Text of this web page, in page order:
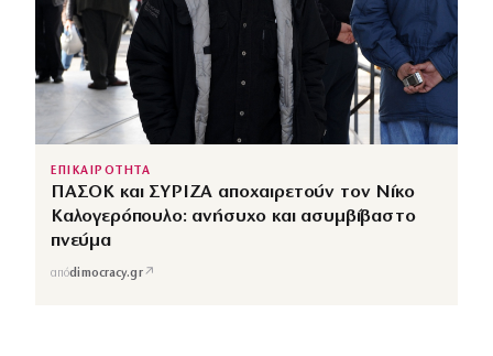
ΕΠΙΚΑΙΡΟΤΗΤΑ
ΠΑΣΟΚ και ΣΥΡΙΖΑ αποχαιρετούν τον Νίκο
Καλογερόπουλο: ανήσυχο και ασυμβίβαστο
πνεύμα
απόdimocracy.gr↗